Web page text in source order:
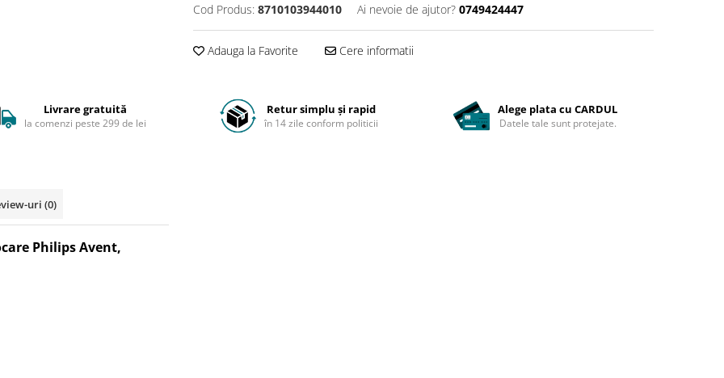
Cod Produs: 8710103944010 Ai nevoie de ajutor? 0749424447
Adauga la Favorite Cere informatii
Livrare gratuită
la comenzi peste 299 de lei
Retur simplu și rapid
în 14 zile conform politicii
Alege plata cu CARDUL
Datele tale sunt protejate.
uri (0)
Philips Avent,